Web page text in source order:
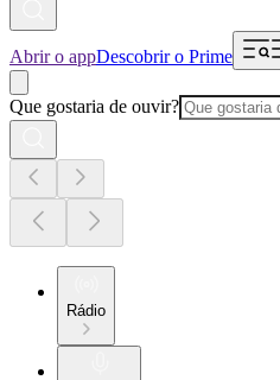
Abrir o appDescobrir o Prime
Que gostaria de ouvir?
Rádio